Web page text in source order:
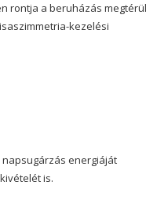
rontja a beruházás
kezelési
energiáját
is.